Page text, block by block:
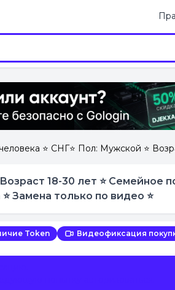
⭐️ СНГ⭐️ Пол: Мужской ⭐️
Возраст 18-30 лет ⭐️
Замена только по видео ⭐️
Token Видеофиксация